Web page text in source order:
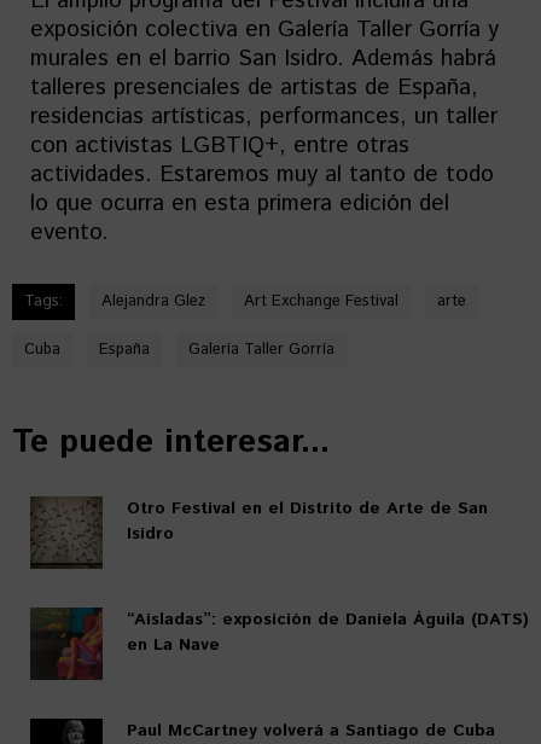
exposición colectiva en Galería Taller Gorría y
murales en el barrio San Isidro. Además habrá
talleres presenciales de artistas de España,
residencias artísticas, performances, un taller
con activistas LGBTIQ+, entre otras
actividades. Estaremos muy al tanto de todo
lo que ocurra en esta primera edición del
evento.
Tags: Alejandra Glez Art Exchange Festival arte
Cuba España Galería Taller Gorría
Te puede interesar...
Otro Festival en el Distrito de Arte de San
Isidro
“Aisladas”: exposición de Daniela Águila (DATS)
en La Nave
Paul McCartney volverá a Santiago de Cuba